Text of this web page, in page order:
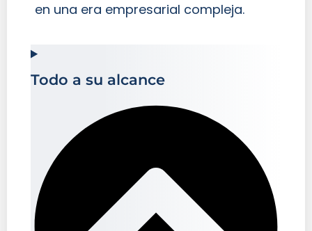
en una era empresarial compleja.
Todo a su alcance